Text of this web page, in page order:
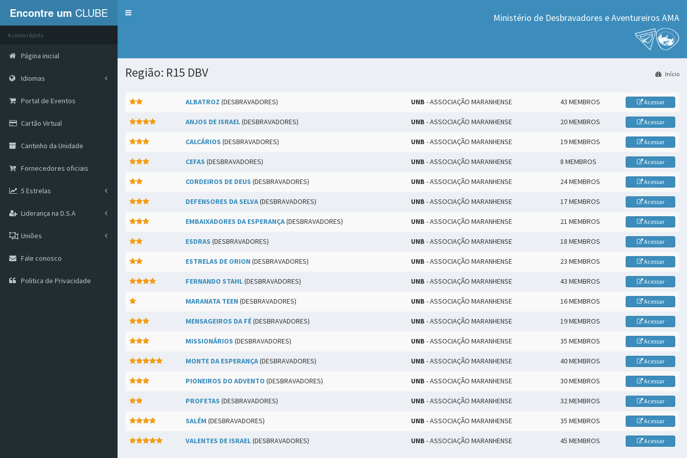
Encontre um CLUBE Menu Ministério de Desbravadores e Aventureiros AMA
Acesso rápido
Página inicial
Idiomas
Portal de Eventos
Cartão Virtual
Cantinho da Unidade
Fornecedores oficiais
5 Estrelas
Liderança na D.S.A
Uniões
Fale conosco
Politica de Privacidade
Região: R15 DBV Início
ALBATROZ (DESBRAVADORES) UNB - ASSOCIAÇÃO MARANHENSE 43 MEMBROS Acessar
ANJOS DE ISRAEL(DESBRAVADORES) UNB - ASSOCIAÇÃO MARANHENSE 20 MEMBROS Acessar
CALCÁRIOS (DESBRAVADORES) UNB - ASSOCIAÇÃO MARANHENSE 19 MEMBROS Acessar
CEFAS (DESBRAVADORES) UNB - ASSOCIAÇÃO MARANHENSE 8 MEMBROS Acessar
CORDEIROS DE DEUS (DESBRAVADORES) UNB - ASSOCIAÇÃO MARANHENSE 24 MEMBROS Acessar
DEFENSORES DA SELVA(DESBRAVADORES) UNB - ASSOCIAÇÃO MARANHENSE 17 MEMBROS Acessar
EMBAIXADORES DA ESPERANÇA(DESBRAVADORES) UNB - ASSOCIAÇÃO MARANHENSE 21 MEMBROS Acessar
ESDRAS (DESBRAVADORES) UNB - ASSOCIAÇÃO MARANHENSE 18 MEMBROS Acessar
ESTRELAS DE ORION (DESBRAVADORES) UNB - ASSOCIAÇÃO MARANHENSE 23 MEMBROS Acessar
FERNANDO STAHL(DESBRAVADORES) UNB - ASSOCIAÇÃO MARANHENSE 43 MEMBROS Acessar
MARANATA TEEN (DESBRAVADORES) UNB - ASSOCIAÇÃO MARANHENSE 16 MEMBROS Acessar
MENSAGEIROS DA FÉ(DESBRAVADORES) UNB - ASSOCIAÇÃO MARANHENSE 19 MEMBROS Acessar
MISSIONÁRIOS (DESBRAVADORES) UNB - ASSOCIAÇÃO MARANHENSE 35 MEMBROS Acessar
MONTE DA ESPERANÇA(DESBRAVADORES) UNB - ASSOCIAÇÃO MARANHENSE 40 MEMBROS Acessar
PIONEIROS DO ADVENTO (DESBRAVADORES) UNB - ASSOCIAÇÃO MARANHENSE 30 MEMBROS Acessar
PROFETAS (DESBRAVADORES) UNB - ASSOCIAÇÃO MARANHENSE 32 MEMBROS Acessar
SALÉM (DESBRAVADORES) UNB - ASSOCIAÇÃO MARANHENSE 35 MEMBROS Acessar
VALENTES DE ISRAEL(DESBRAVADORES) UNB - ASSOCIAÇÃO MARANHENSE 45 MEMBROS Acessar